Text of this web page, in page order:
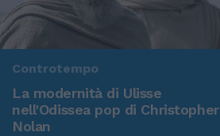
Controtempo
La modernità di Ulisse
nell'Odissea pop di Christopher
Nolan